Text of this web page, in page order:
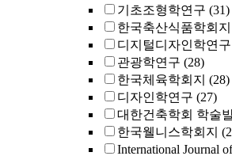
기초조형학연구 (31)
한국축산식품학회지
디지털디자인학연구
관광학연구 (28)
한국체육학회지 (28)
디자인학연구 (27)
대한건축학회 학술
한국웰니스학회지
International Journal